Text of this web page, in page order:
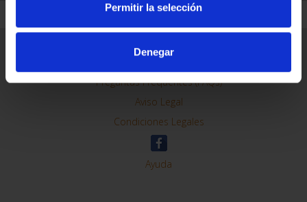
Permitir la selección
Denegar
General Information
Contacto
Preguntas Frequentes (FAQs)
Aviso Legal
Condiciones Legales
Ayuda